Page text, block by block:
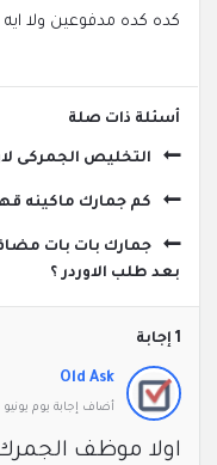
كده كده مدفوعين ولا ايه
‫أسئلة ذات صلة
التخليص الجمركى
كم جمارك ماكينه
جمارك بات بات
بعد طلب الاوردر ؟
‫1 إجابة
Old Ask
‫أضاف ‫‫إجابة يوم يونيو 3, 2018 في 9:28 am
اولا موظف